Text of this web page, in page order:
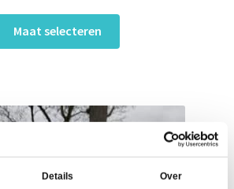
Details Over
was:
€89,95.
is:
€59,95.
Maat selecteren
Deze
kan
gekozen